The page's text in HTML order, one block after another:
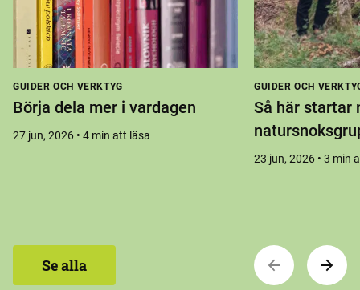
GUIDER OCH VERKTYG
Börja dela mer i vardagen
27 jun, 2026 • 4 min att läsa
GUIDER OCH
Så här startar
23 jun, 2026 • 3 min
Se alla